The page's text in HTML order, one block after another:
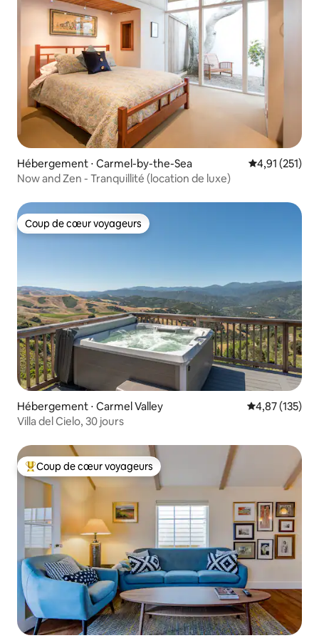
Hébergement ⋅ Carmel-by-the-Sea Évaluation
4,91 (251)
Now and Zen - Tranquillité (location de luxe)
Coup de cœur voyageurs
Coup de cœur voyageurs
Hébergement ⋅ Carmel Valley Évaluation
4,87 (135)
Villa del Cielo, 30 jours
Coups de cœur voyageurs les plus appréciés
Coup de cœur voyageurs